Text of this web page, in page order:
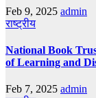
Feb 9, 2025 admin
राष्ट्रीय
National Book
of Learning and
Feb 7, 2025 admin